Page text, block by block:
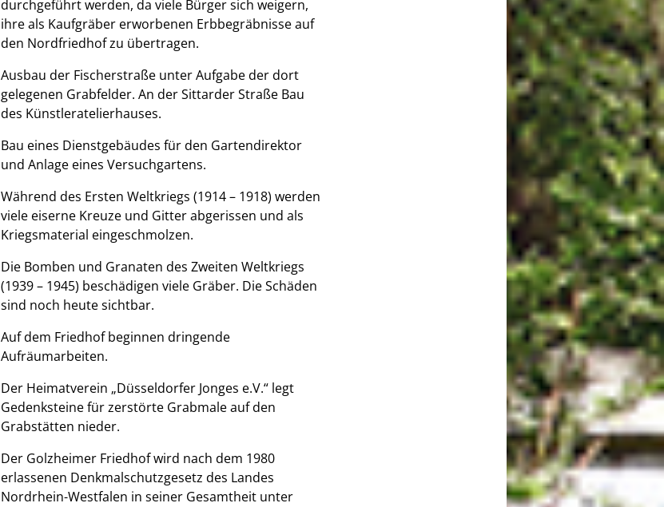
durchgeführt werden, da viele Bürger sich weigern,
ihre als Kaufgräber erworbenen Erbbegräbnisse auf
den Nordfriedhof zu übertragen.
Ausbau der Fischerstraße unter Aufgabe der dort
gelegenen Grabfelder. An der Sittarder Straße Bau
des Künstleratelierhauses.
Bau eines Dienstgebäudes für den Gartendirektor
und Anlage eines Versuchgartens.
Während des Ersten Weltkriegs (1914 – 1918) werden
viele eiserne Kreuze und Gitter abgerissen und als
Kriegsmaterial eingeschmolzen.
Die Bomben und Granaten des Zweiten Weltkriegs
(1939 – 1945) beschädigen viele Gräber. Die Schäden
sind noch heute sichtbar.
Auf dem Friedhof beginnen dringende
Aufräumarbeiten.
Der Heimatverein „Düsseldorfer Jonges e.V.“ legt
Gedenksteine für zerstörte Grabmale auf den
Grabstätten nieder.
Der Golzheimer Friedhof wird nach dem 1980
erlassenen Denkmalschutzgesetz des Landes
Nordrhein-Westfalen in seiner Gesamtheit unter